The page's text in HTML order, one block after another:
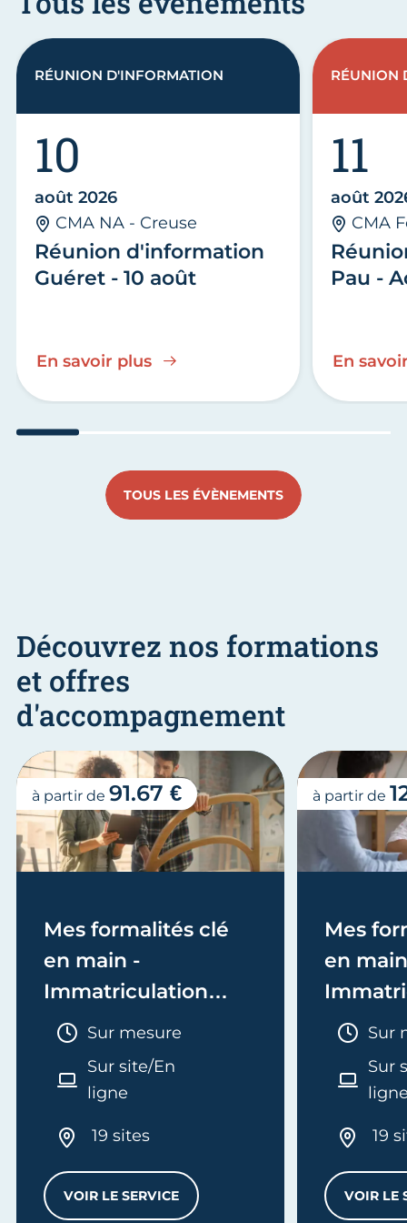
Réunion d'information
Guéret - 10 août
10
août 2026
CMA NA - Creuse
En savoir plus
RÉUNION D'INFORMATION
Pau -
11
août
CMA
En
RÉUNION
TOUS LES ÉVÈNEMENTS
Découvrez nos formations
et offres
d'accompagnement
Mes formalités clé
en main -
Immatriculation
(EI/Micro-entreprise
Durée :
Sur mesure
Sur site/En
ligne
19 sites
VOIR LE SERVICEMES FORMALITÉS CLÉ EN MAIN -
à partir de 91.67 €
Mes
en
Sur
Sur
19
VOIR LE
à partir de